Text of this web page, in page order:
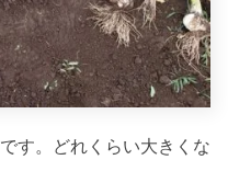
す。どれくらい大きくな